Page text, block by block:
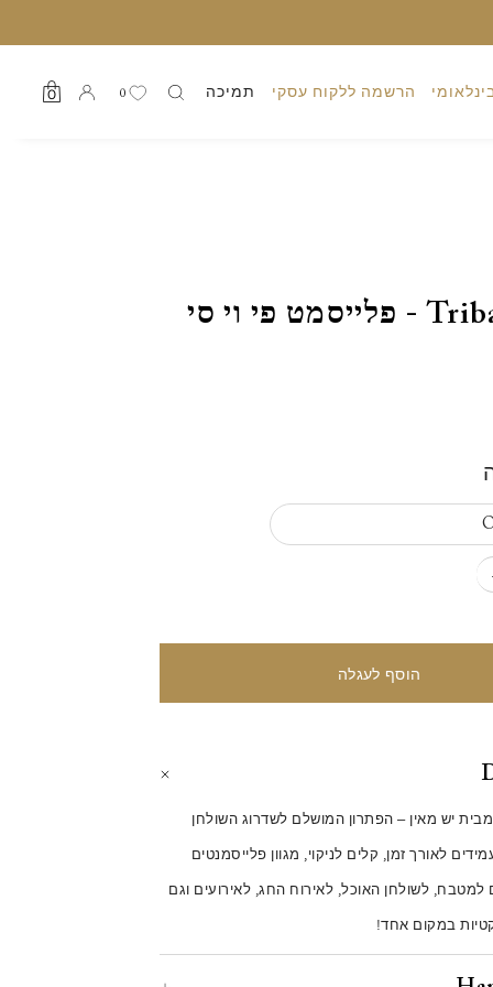
הרשמה ללקוח עסקי תמיכה 0
0
Tribal Tiger - פלייסמט פי וי סי
פלייסמנטים pvc מבית יש מאין – הפתרון המושלם לשדרוג השולחן
לאורך זמן, קלים לניקוי, מגוון פלייסמנטים
למטבח, לשולחן האוכל, לאירוח החג, לאירועים וגם
במקום אחד!